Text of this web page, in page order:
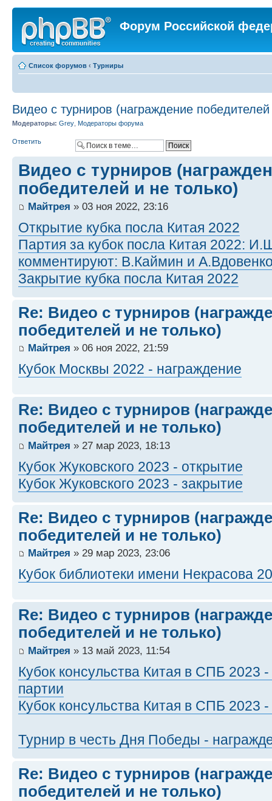
Форум Российской
Список форумов ‹ Турниры
Видео с турниров (награждение
Модераторы: Grey Модераторы форума
Ответить
Видео с турниров
победителей и не только)
Майтрея » 03 ноя 2022, 23:16
Открытие кубка посла Китая 2022
Партия за кубок посла Китая 2022:
комментируют: В.Каймин и
Закрытие кубка посла Китая 2022
Re: Видео с турниров
победителей и не только)
Майтрея » 06 ноя 2022, 21:59
Кубок Москвы 2022 - награждение
Re: Видео с турниров
победителей и не только)
Майтрея » 27 мар 2023, 18:13
Кубок Жуковского 2023 - открытие
Кубок Жуковского 2023 - закрытие
Re: Видео с турниров
победителей и не только)
Майтрея » 29 мар 2023, 23:06
Кубок библиотеки имени Некрасова
Re: Видео с турниров
победителей и не только)
Майтрея » 13 май 2023, 11:54
Кубок консульства Китая в СПБ
партии
Кубок консульства Китая в СПБ 2023
Турнир в честь Дня Победы -
Re: Видео с турниров
победителей и не только)